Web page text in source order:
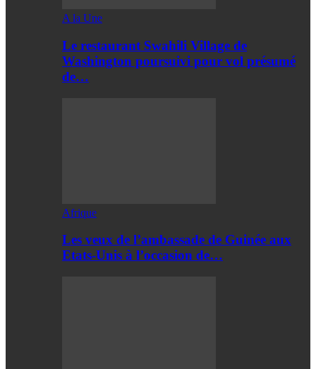
A la Une
Le restaurant Swahili Village de
Washington poursuivi pour vol présumé
de…
Afrique
Les veux de l’ambassade de Guinée aux
Etats-Unis à l’occasion de…